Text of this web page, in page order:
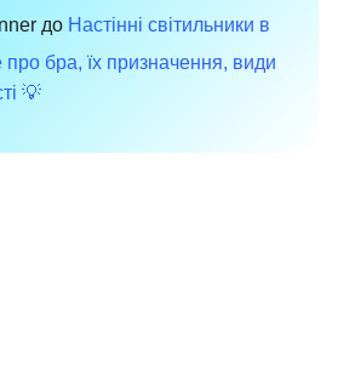
до Настінні світильники в
про бра, їх призначення, види
💡